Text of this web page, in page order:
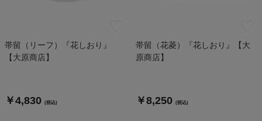
帯留（リーフ）『花しおり』
【大原商店】
￥4,830 (税込)
帯留（花菱）『花しおり』【大
原商店】
￥8,250 (税込)